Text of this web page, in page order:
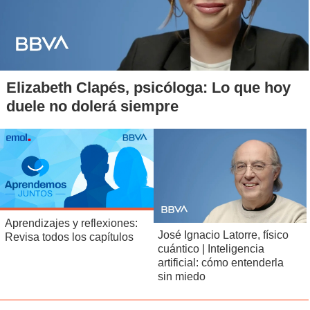
Esta mañana, el ministro de la Secretaría General de la
Presidencia (Segpres), Álvaro Elizalde, abordó el ingreso
del proyecto. "Es muy importante sacar adelante la
desaladora, sabemos el problema de la sequía, Chile tiene
Coquimbo es cada vez más dramática", dijo a Mi Radio.
Elizabeth Clapés, psicóloga: Lo que hoy
duele no dolerá siempre
Aprendizajes y reflexiones:
Revisa todos los capítulos
José Ignacio Latorre, físico
cuántico | Inteligencia
artificial: cómo entenderla
sin miedo